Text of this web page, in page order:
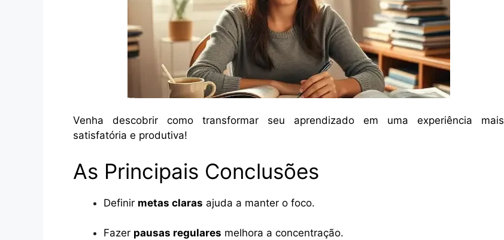
Venha descobrir como transformar seu aprendizado em uma experiência mais
satisfatória e produtiva!
As Principais Conclusões
Definir metas claras ajuda a manter o foco.
Fazer pausas regulares melhora a concentração.